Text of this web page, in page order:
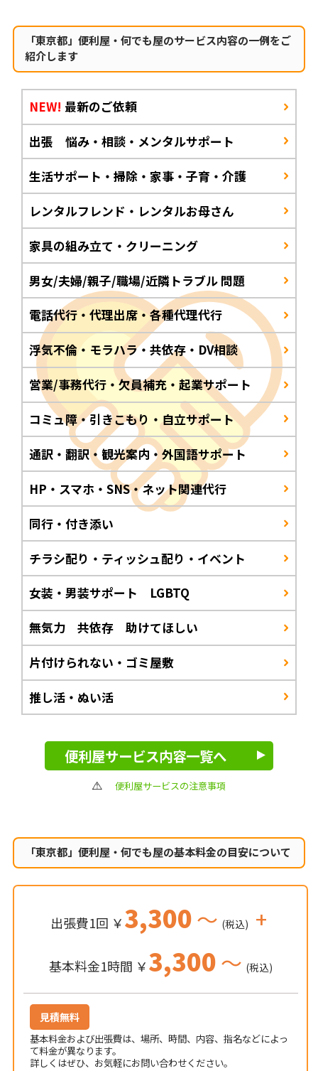
「東京都」便利屋・何でも屋のサービス内容の一例をご
紹介します
NEW! 最新のご依頼
出張 悩み・相談・メンタルサポート
生活サポート・掃除・家事・子育・介護
レンタルフレンド・レンタルお母さん
家具の組み立て・クリーニング
男女/夫婦/親子/職場/近隣トラブル 問題
電話代行・代理出席・各種代理代行
浮気不倫・モラハラ・共依存・DV相談
営業/事務代行・欠員補充・起業サポート
コミュ障・引きこもり・自立サポート
通訳・翻訳・観光案内・外国語サポート
HP・スマホ・SNS・ネット関連代行
同行・付き添い
チラシ配り・ティッシュ配り・イベント
女装・男装サポート LGBTQ
無気力 共依存 助けてほしい
片付けられない・ゴミ屋敷
推し活・ぬい活
便利屋サービス内容一覧へ
便利屋サービスの注意事項
「東京都」便利屋・何でも屋の基本料金の目安について
出張費1回 ￥3,300～ (税込) +
基本料金1時間 ￥3,300～ (税込)
見積無料
基本料金および出張費は、場所、時間、内容、指名などによっ
て料金が異なります。
詳しくはぜひ、お気軽にお問い合わせください。